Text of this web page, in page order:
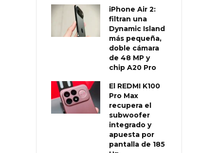
iPhone Air 2:
filtran una
Dynamic Island
más pequeña,
doble cámara
de 48 MP y
chip A20 Pro
El REDMI K100
Pro Max
recupera el
subwoofer
integrado y
apuesta por
pantalla de 185